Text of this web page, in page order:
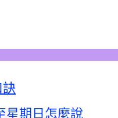
星期日怎麼說